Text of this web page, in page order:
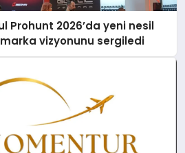
Prohunt 2026’da yeni nesil
vizyonunu sergiledi